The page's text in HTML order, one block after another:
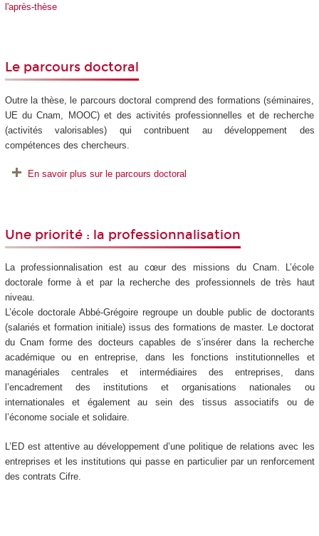
l'après-thèse
Le parcours doctoral
Outre la thèse, le parcours doctoral comprend des formations (séminaires,
UE du Cnam, MOOC) et des activités professionnelles et de recherche
(activités valorisables) qui contribuent au développement des
compétences des chercheurs.
En savoir plus sur le parcours doctoral
Une priorité : la professionnalisation
La professionnalisation est au cœur des missions du Cnam. L’école
doctorale forme à et par la recherche des professionnels de très haut
niveau.
L’école doctorale Abbé-Grégoire regroupe un double public de doctorants
(salariés et formation initiale) issus des formations de master. Le doctorat
du Cnam forme des docteurs capables de s’insérer dans la recherche
académique ou en entreprise, dans les fonctions institutionnelles et
managériales centrales et intermédiaires des entreprises, dans
l’encadrement des institutions et organisations nationales ou
internationales et également au sein des tissus associatifs ou de
l’économe sociale et solidaire.
L’ED est attentive au développement d’une politique de relations avec les
entreprises et les institutions qui passe en particulier par un renforcement
des contrats Cifre.